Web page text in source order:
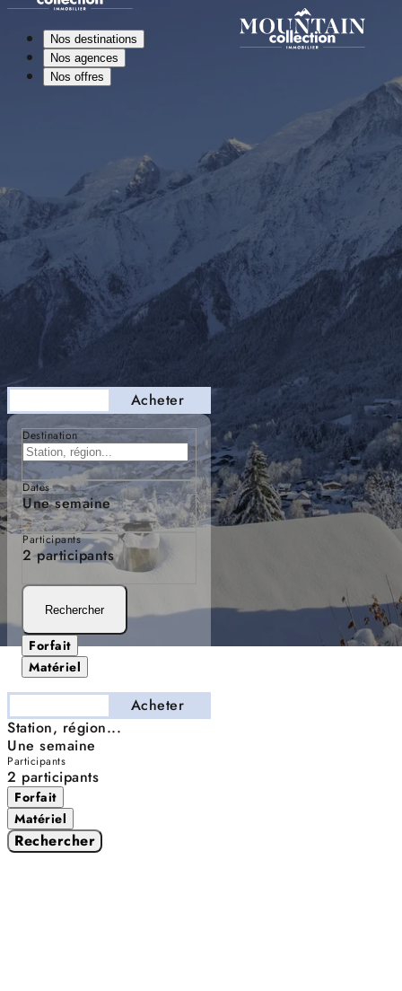
Acheter
Destination
Dates
Une semaine
Participants
2 participants
Rechercher
Forfait
Matériel
Acheter
Station, région...
Une semaine
Participants
2 participants
Forfait
Matériel
Rechercher
Nos destinations
Nos agences
Nos offres